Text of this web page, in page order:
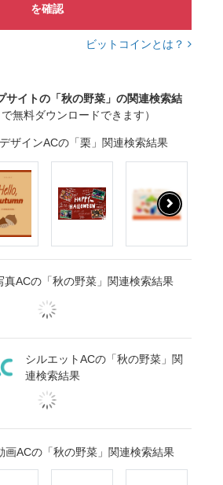
を確認
ビットコインとは？
サイトの「秋の野菜」の関連検索結
無料ダウンロードできます）
デザインACの「栗」関連検索結果
真ACの「秋の野菜」関連検索結果
シルエットACの「秋の野菜」関
連検索結果
画ACの「秋の野菜」関連検索結果